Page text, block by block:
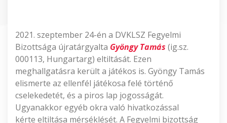
2021. szeptember 24-én a DVKLSZ Fegyelmi
Bizottsága újratárgyalta Gyöngy Tamás (ig.sz.
000113, Hungartarg) eltiltását. Ezen
meghallgatásra került a játékos is. Gyöngy Tamás
elismerte az ellenfél játékosa felé történő
cselekedetét, és a piros lap jogosságát.
Ugyanakkor egyéb okra való hivatkozással
kérte eltiltása mérséklését. A Fegyelmi bizottság